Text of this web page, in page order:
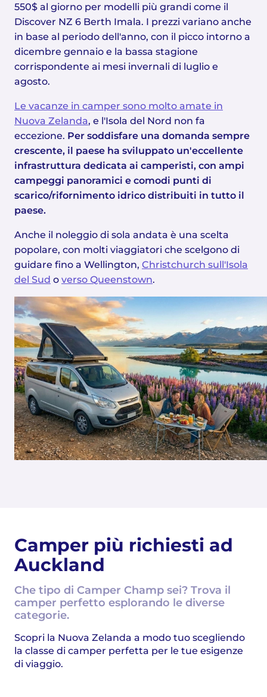
550$ al giorno per modelli più grandi come il
Discover NZ 6 Berth Imala. I prezzi variano anche
in base al periodo dell'anno, con il picco intorno a
dicembre gennaio e la bassa stagione
corrispondente ai mesi invernali di luglio e
agosto.
Le vacanze in camper sono molto amate in
Nuova Zelanda, e l'Isola del Nord non fa
eccezione. Per soddisfare una domanda sempre
crescente, il paese ha sviluppato un'eccellente
infrastruttura dedicata ai camperisti, con ampi
campeggi panoramici e comodi punti di
scarico/rifornimento idrico distribuiti in tutto il
paese.
Anche il noleggio di sola andata è una scelta
popolare, con molti viaggiatori che scelgono di
guidare fino a Wellington, Christchurch sull'Isola
del Sud o verso Queenstown.
Camper più richiesti ad
Auckland
Che tipo di Camper Champ sei? Trova il
camper perfetto esplorando le diverse
categorie.
Scopri la Nuova Zelanda a modo tuo scegliendo
la classe di camper perfetta per le tue esigenze
di viaggio.